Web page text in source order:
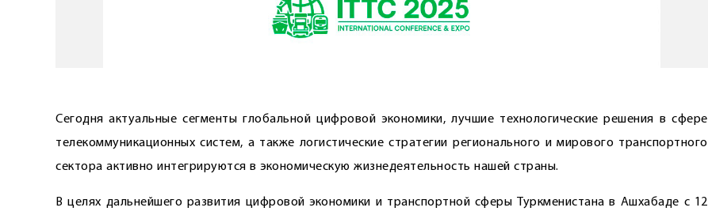
Сегодня актуальные сегменты глобальной цифровой экономики, лучшие технологические решения в сфере
телекоммуникационных систем, а также логистические стратегии регионального и мирового транспортного
сектора активно интегрируются в экономическую жизнедеятельность нашей страны.
В целях дальнейшего развития цифровой экономики и транспортной сферы Туркменистана в Ашхабаде с 12